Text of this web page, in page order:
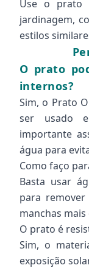
Use o prato
jardinagem,
estilos
O prato
internos?
Sim, o Prato
ser usado
importante
água para
Como faço
Basta usar
para
manchas
O prato é
Sim, o
exposição